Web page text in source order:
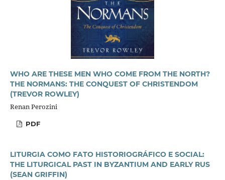
WHO ARE THESE MEN WHO COME FROM THE NORTH?
THE NORMANS: THE CONQUEST OF CHRISTENDOM
(TREVOR ROWLEY)
Renan Perozini
PDF
LITURGIA COMO FATO HISTORIOGRÁFICO E SOCIAL:
THE LITURGICAL PAST IN BYZANTIUM AND EARLY RUS
(SEAN GRIFFIN)